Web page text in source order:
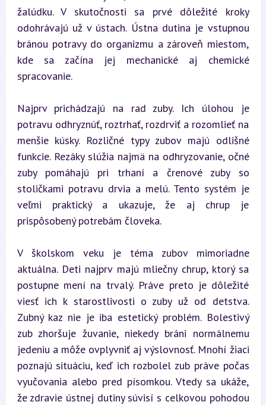
žalúdku. V skutočnosti sa prvé dôležité kroky
odohrávajú už v ústach. Ústna dutina je vstupnou
bránou potravy do organizmu a zároveň miestom,
kde sa začína jej mechanické aj chemické
spracovanie.
Najprv prichádzajú na rad zuby. Ich úlohou je
potravu odhryznúť, roztrhať, rozdrviť a rozomlieť na
menšie kúsky. Rozličné typy zubov majú odlišné
funkcie. Rezáky slúžia najmä na odhryzovanie, očné
zuby pomáhajú pri trhaní a črenové zuby so
stoličkami potravu drvia a melú. Tento systém je
veľmi praktický a ukazuje, že aj chrup je
prispôsobený potrebám človeka.
V školskom veku je téma zubov mimoriadne
aktuálna. Deti najprv majú mliečny chrup, ktorý sa
postupne mení na trvalý. Práve preto je dôležité
viesť ich k starostlivosti o zuby už od detstva.
Zubný kaz nie je iba estetický problém. Bolestivý
zub zhoršuje žuvanie, niekedy bráni normálnemu
jedeniu a môže ovplyvniť aj výslovnosť. Mnohí žiaci
poznajú situáciu, keď ich rozbolel zub práve počas
vyučovania alebo pred písomkou. Vtedy sa ukáže,
že zdravie ústnej dutiny súvisí s celkovou pohodou